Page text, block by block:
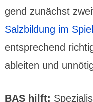
gend zunächst
Salzbil­dung im
entsprechend
ableiten und
BAS hilft: